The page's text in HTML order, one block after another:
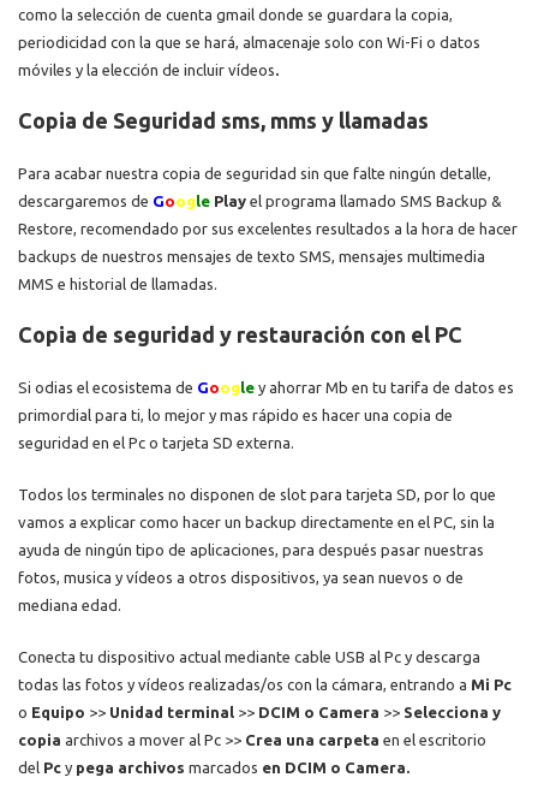
como la selección de cuenta gmail donde se guardara la copia,
periodicidad con la que se hará, almacenaje solo con Wi-Fi o datos
móviles y la elección de incluir vídeos
Copia de Seguridad sms, mms y llamadas
Para acabar nuestra copia de seguridad sin que falte ningún detalle,
descargaremos de Google Play el programa llamado SMS Backup &
Restore, recomendado por sus excelentes resultados a la hora de hacer
backups de nuestros mensajes de texto SMS, mensajes multimedia
MMS e historial de llamadas.
Copia de seguridad y restauración con el PC
Si odias el ecosistema de Google y ahorrar Mb en tu tarifa de datos es
primordial para ti, lo mejor y mas rápido es hacer una copia de
seguridad en el Pc o tarjeta SD externa.
Todos los terminales no disponen de slot para tarjeta SD, por lo que
vamos a explicar como hacer un backup directamente en el PC, sin la
ayuda de ningún tipo de aplicaciones, para después pasar nuestras
fotos, musica y vídeos a otros dispositivos, ya sean nuevos o de
mediana edad.
Conecta tu dispositivo actual mediante cable USB al Pc y descarga
todas las fotos y vídeos realizadas/os con la cámara, entrando a Mi Pc
o Equipo >> Unidad terminal >> DCIM o Camera >> Selecciona y
copia archivos a mover al Pc >> Crea una carpeta en el escritorio
del Pc y pega archivos marcados en DCIM o Camera.